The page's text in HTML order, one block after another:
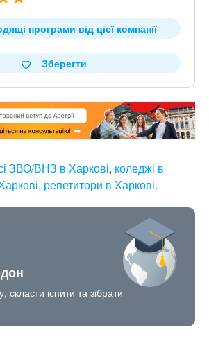
програми від цієї компанії
Зберегти
ЗВО/ВНЗ в Харкові, коледжі в
, репетитори в Харкові.
скласти іспити та зібрати